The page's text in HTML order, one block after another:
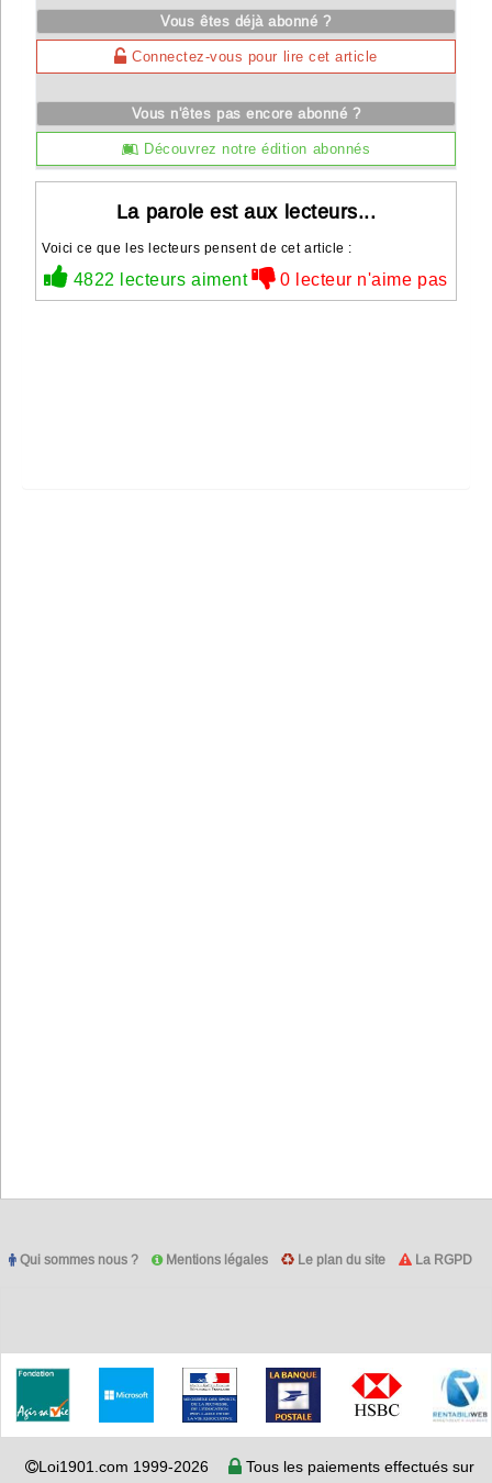
Vous êtes déjà abonné ?
Connectez-vous pour lire cet article
Vous n'êtes pas encore abonné ?
Découvrez notre édition abonnés
La parole est aux lecteurs...
Voici ce que les lecteurs pensent de cet article :
4822 lecteurs aiment 0 lecteur n'aime pas
Qui sommes nous ? Mentions légales Le plan du site La RGPD
Loi1901.com 1999-2026
Tous les paiements effectués sur